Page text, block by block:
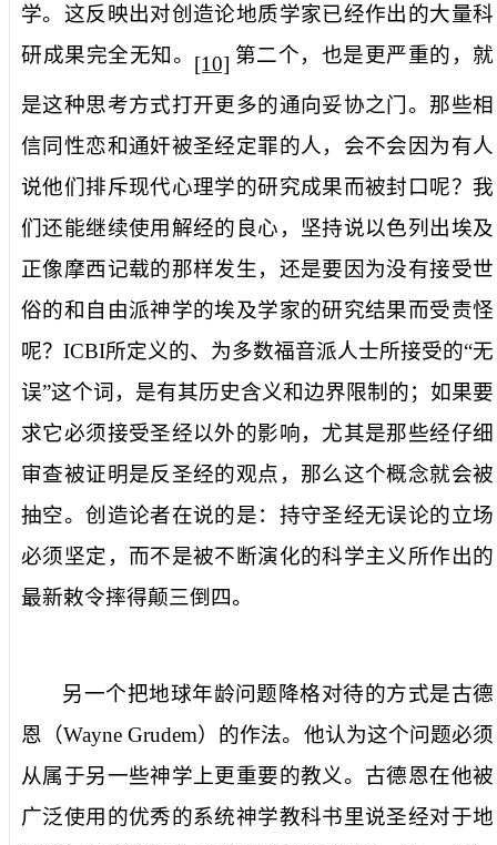
学。这反映出对创造论地质学家已经作出的大量科
研成果完全无知。 [10] 第二个，也是更严重的，就
是这种思考方式打开更多的通向妥协之门。那些相
信同性恋和通奸被圣经定罪的人，会不会因为有人
说他们排斥现代心理学的研究成果而被封口呢？我
们还能继续使用解经的良心，坚持说以色列出埃及
正像摩西记载的那样发生，还是要因为没有接受世
俗的和自由派神学的埃及学家的研究结果而受责怪
呢？ ICBI所定义的、为多数福音派人士所接受的“无
误”这个词，是有其历史含义和边界限制的；如果要
求它必须接受圣经以外的影响，尤其是那些经仔细
审查被证明是反圣经的观点，那么这个概念就会被
抽空。创造论者在说的是：持守圣经无误论的立场
必须坚定，而不是被不断演化的科学主义所作出的
最新敕令摔得颠三倒四。
另一个把地球年龄问题降格对待的方式是古德
恩（Wayne Grudem）的作法。他认为这个问题必须
从属于另一些神学上更重要的教义。古德恩在他被
广泛使用的优秀的系统神学教科书里说圣经对于地